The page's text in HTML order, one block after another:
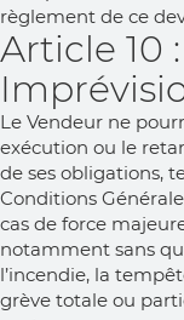
règlement de ce
Article 10
Le Vendeur ne
exécution ou le
de ses obligations,
Conditions
cas de force
notamment sans
l’incendie, la
grève totale ou